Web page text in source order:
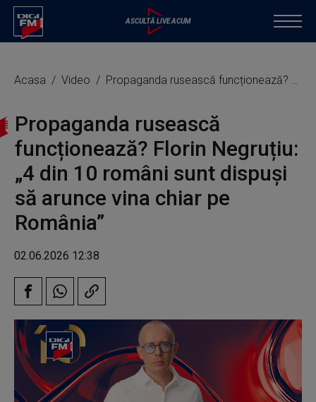
Acasa Video Propaganda rusească funcționează? Florin Negruțiu: „4 din 10 români sunt dispuși să arunce vina chiar pe România”
Propaganda rusească
funcționează? Florin Negruțiu:
„4 din 10 români sunt dispuși
să arunce vina chiar pe
România”
02.06.2026 12:38